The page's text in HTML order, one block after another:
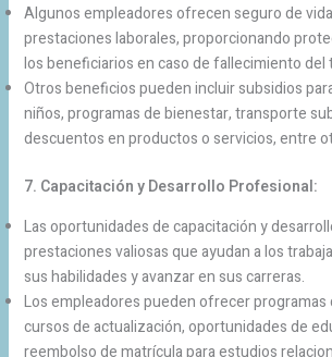
Algunos empleadores ofrecen seguro de
prestaciones laborales, proporcionando
los beneficiarios en caso de fallecimiento del
Otros beneficios pueden incluir subsidios
niños, programas de bienestar, transporte
descuentos en productos o servicios, entre
7. Capacitación y Desarrollo Profesional:
Las oportunidades de capacitación y
prestaciones valiosas que ayudan a los
sus habilidades y avanzar en sus carreras.
Los empleadores pueden ofrecer programas
cursos de actualización, oportunidades de
reembolso de matrícula para estudios